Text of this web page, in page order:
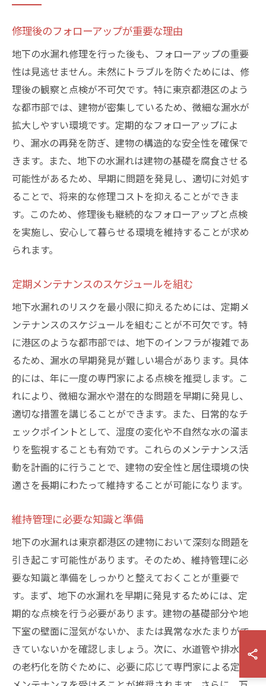
修理後のフォローアップが重要な理由
地下の水漏れ修理を行った後も、フォローアップの重要
性は見逃せません。未然にトラブルを防ぐためには、修
理後の観察と点検が不可欠です。特に東京都港区のよう
な都市部では、建物が密集しているため、微細な漏水が
拡大しやすい環境です。定期的なフォローアップによ
り、漏水の再発を防ぎ、建物の構造的な安全性を確保で
きます。また、地下の水漏れは建物の基礎を腐食させる
可能性があるため、早期に問題を発見し、適切に対処す
ることで、将来的な修理コストを抑えることができま
す。このため、修理後も継続的なフォローアップと点検
を実施し、安心して暮らせる環境を維持することが求め
られます。
定期メンテナンスのスケジュールを組む
地下水漏れのリスクを最小限に抑えるためには、定期メ
ンテナンスのスケジュールを組むことが不可欠です。特
に港区のような都市部では、地下のインフラが複雑であ
るため、漏水の早期発見が難しい場合があります。具体
的には、年に一度の専門家による点検を推奨します。こ
れにより、微細な漏水や潜在的な問題を早期に発見し、
適切な措置を講じることができます。また、日常的なチ
ェックポイントとして、湿度の変化や不自然な水の溜ま
りを監視することも有効です。これらのメンテナンス活
動を計画的に行うことで、建物の安全性と居住環境の快
適さを長期にわたって維持することが可能になります。
維持管理に必要な知識と準備
地下の水漏れは東京都港区の建物において深刻な問題を
引き起こす可能性があります。そのため、維持管理に必
要な知識と準備をしっかりと整えておくことが重要で
す。まず、地下の水漏れを早期に発見するためには、定
期的な点検を行う必要があります。建物の基礎部分や地
下室の壁面に湿気がないか、または異常な水たまりがで
きていないかを確認しましょう。次に、水道管や排水管
の老朽化を防ぐために、必要に応じて専門家による定期